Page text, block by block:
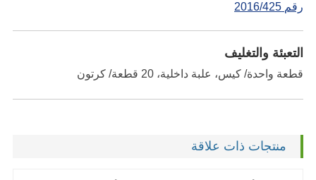
رقم 2016/425
التعبئة والتغليف
قطعة واحدة/ كيس، علبة داخلية، 20 قطعة/ كرتون
منتجات ذات علاقة